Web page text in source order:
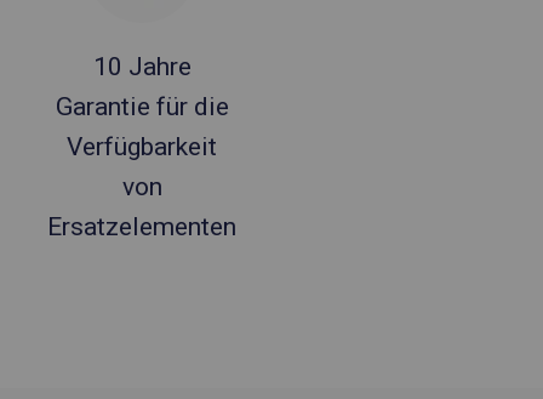
10 Jahre
Garantie für die
Verfügbarkeit
von
Ersatzelementen